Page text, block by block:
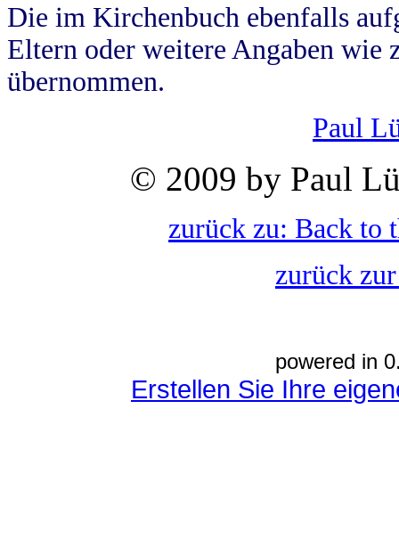
Die im Kirchenbuch ebenfalls
Eltern oder weitere Angaben wie
übernommen.
Paul
© 2009 by Paul
zurück zu: Back to
zurück
powered in
Erstellen Sie Ihre